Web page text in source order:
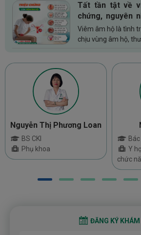
nhưng nếu không
thì sẽ kéo dài...
Tất tần tật về
chứng, nguyên
địa chỉ uy tín
Viêm âm hộ là tình
chịu vùng âm hộ,
phụ nữ. Biết nguyên...
Nguyễn Thị Phương Loan
BS CKI
Phụ khoa
Bác
Y
chức
ĐĂNG KÝ KHÁM